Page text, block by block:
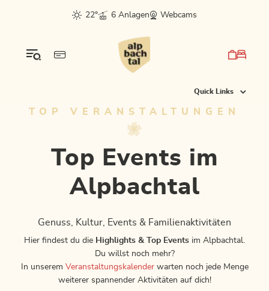
sr.skip-to.main-content
sr.skip-to.table-of-contents
sr.skip-to.main-navigation
22°
6 Anlagen Webcams
Quick Links
TOP VERANSTALTUNGEN
Top Events im
Alpbachtal
Genuss, Kultur, Events & Familienaktivitäten
Hier findest du die Highlights & Top Events im Alpbachtal.
Du willst noch mehr?
In unserem Veranstaltungskalenderwarten noch jede Menge
weiterer spannender Aktivitäten auf dich!